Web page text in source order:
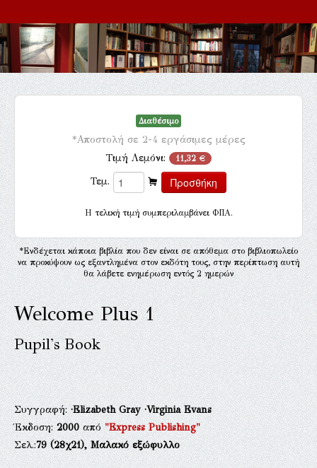
Εκδηλώσεις
Επικοινωνία
Διαθέσιμο
*Αποστολή σε 2-4 εργάσιμες μέρες
Τιμή Λεμόνι: 11,32 €
Τεμ.
H τελική τιμή συμπεριλαμβάνει ΦΠΑ.
*Ενδέχεται κάποια βιβλία που δεν είναι σε απόθεμα στο βιβλιοπωλείο
να προκύψουν ως εξαντλημένα στον εκδότη τους, στην περίπτωση αυτή
θα λάβετε ενημέρωση εντός 2 ημερών
Welcome Plus 1
Pupil's Book
Συγγραφή:·Elizabeth Gray·Virginia Evans
Έκδοση:2000από"Express Publishing"
Σελ.:79(28χ21), Μαλακό εξώφυλλο